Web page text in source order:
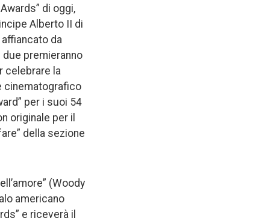
di oggi,
Alberto II di
da
due premieranno
celebrare la
cinematografico
per i suoi 54
originale per il
della sezione
(Woody
americano
e riceverà il